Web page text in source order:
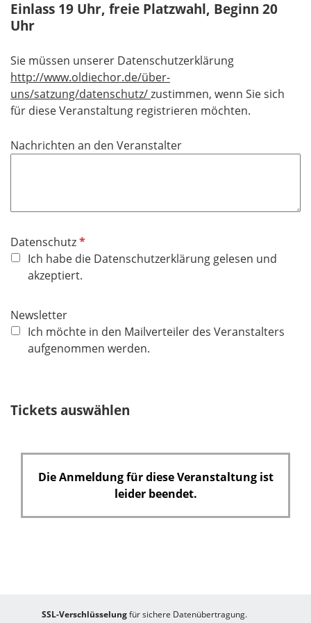
l
Einlass 19 Uhr, freie Platzwahl, Beginn 20
Uhr
Sie müssen unserer Datenschutzerklärung
http://www.oldiechor.de/über-
uns/satzung/datenschutz/zustimmen, wenn Sie sich
für diese Veranstaltung registrieren möchten.
Nachrichten an den Veranstalter
DatenschutzP
f
l
h
d
Ich habe die Datenschutzerklärung gelesen und
akzeptiert.
Newsletter
Ich möchte in den Mailverteiler des Veranstalters
aufgenommen werden.
Tickets auswählen
Die Anmeldung für diese Veranstaltung ist
leider beendet.
SSL-Verschlüsselungfür sichere Datenübertragung.